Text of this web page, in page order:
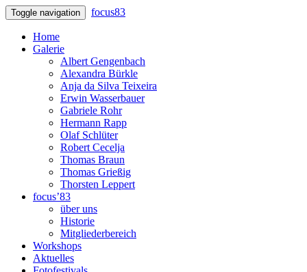
Toggle navigation focus83
Home
Galerie
Albert Gengenbach
Alexandra Bürkle
Anja da Silva Teixeira
Erwin Wasserbauer
Gabriele Rohr
Hermann Rapp
Olaf Schlüter
Robert Cecelja
Thomas Braun
Thomas Grießig
Thorsten Leppert
focus’83
über uns
Historie
Mitgliederbereich
Workshops
Aktuelles